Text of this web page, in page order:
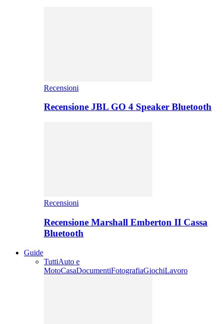
Recensioni
Recensione JBL GO 4 Speaker Bluetooth
Recensioni
Recensione Marshall Emberton II Cassa
Bluetooth
Guide
TuttiAuto e
MotoCasaDocumentiFotografiaGiochiLavoro